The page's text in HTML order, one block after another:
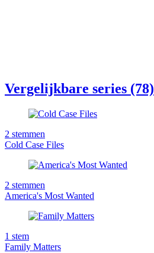
Vergelijkbare series (78)
2 stemmen
Cold Case Files
2 stemmen
America's Most Wanted
1 stem
Family Matters